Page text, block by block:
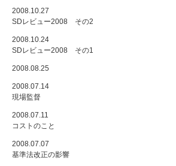
2008.10.27
SDレビュー2008 その2
2008.10.24
SDレビュー2008 その1
2008.08.25
2008.07.14
現場監督
2008.07.11
コストのこと
2008.07.07
基準法改正の影響